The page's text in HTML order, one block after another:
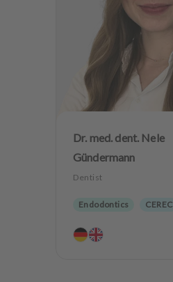
Dr. med. dent. Nele
Gündermann
Dentist
Endodontics
CEREC